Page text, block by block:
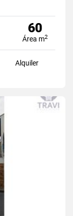
60
Área m2
Alquiler